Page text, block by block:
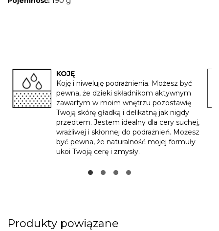
KOJĘ
Koję i niweluję podrażnienia. Możesz być
pewna, że dzieki składnikom aktywnym
zawartym w moim wnętrzu pozostawię
Twoją skórę gładką i delikatną jak nigdy
przedtem. Jestem idealny dla cery suchej,
wrażliwej i skłonnej do podrażnień. Możesz
być pewna, że naturalność mojej formuły
ukoi Twoją cerę i zmysły.
Produkty powiązane